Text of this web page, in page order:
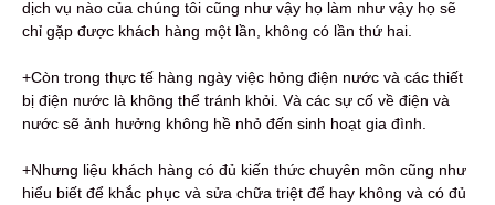
dịch vụ nào của chúng tôi cũng như vậy họ làm như vậy họ sẽ
chỉ gặp được khách hàng một lần, không có lần thứ hai.
+Còn trong thực tế hàng ngày việc hỏng điện nước và các thiết
bị điện nước là không thể tránh khỏi. Và các sự cố về điện và
nước sẽ ảnh hưởng không hề nhỏ đến sinh hoạt gia đình.
+Nhưng liệu khách hàng có đủ kiến thức chuyên môn cũng như
hiểu biết để khắc phục và sửa chữa triệt để hay không và có đủ